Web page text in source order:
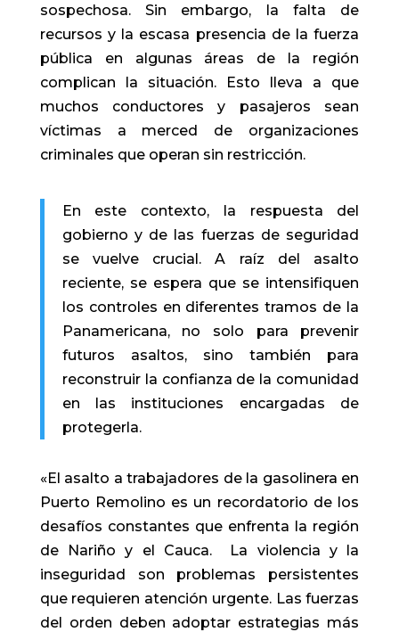
sospechosa. Sin embargo, la falta de
recursos y la escasa presencia de la fuerza
pública en algunas áreas de la región
complican la situación. Esto lleva a que
muchos conductores y pasajeros sean
víctimas a merced de organizaciones
criminales que operan sin restricción.
En este contexto, la respuesta del
gobierno y de las fuerzas de seguridad
se vuelve crucial. A raíz del asalto
reciente, se espera que se intensifiquen
los controles en diferentes tramos de la
Panamericana, no solo para prevenir
futuros asaltos, sino también para
reconstruir la confianza de la comunidad
en las instituciones encargadas de
protegerla.
«El asalto a trabajadores de la gasolinera en
Puerto Remolino es un recordatorio de los
desafíos constantes que enfrenta la región
de Nariño y el Cauca. La violencia y la
inseguridad son problemas persistentes
que requieren atención urgente. Las fuerzas
del orden deben adoptar estrategias más